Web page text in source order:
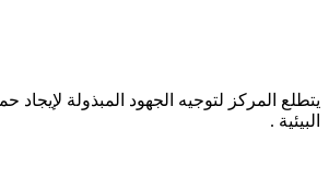
يتطلع المركز لتوجيه الجهود المبذولة لإيجاد
البيئية .